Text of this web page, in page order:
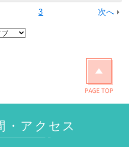
3 次へ
・アクセス